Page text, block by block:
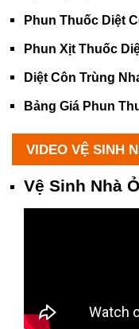
Phun Thuốc Diệt
Phun Xịt Thuốc
Diệt Côn Trùng
Bảng Giá Phun
VIDEO VỆ SINH
Vệ Sinh Nhà